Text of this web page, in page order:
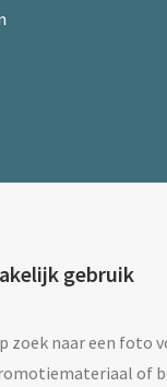
gebruik
zoek naar een foto
of